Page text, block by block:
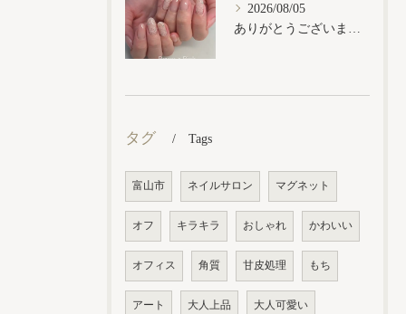
2026/08/05
ありがとうございます𓂃𓈒𓏸︎︎︎︎
タグ Tags
富山市 ネイルサロン マグネット
オフ キラキラ おしゃれ かわいい
オフィス 角質 甘皮処理 もち
アート 大人上品 大人可愛い